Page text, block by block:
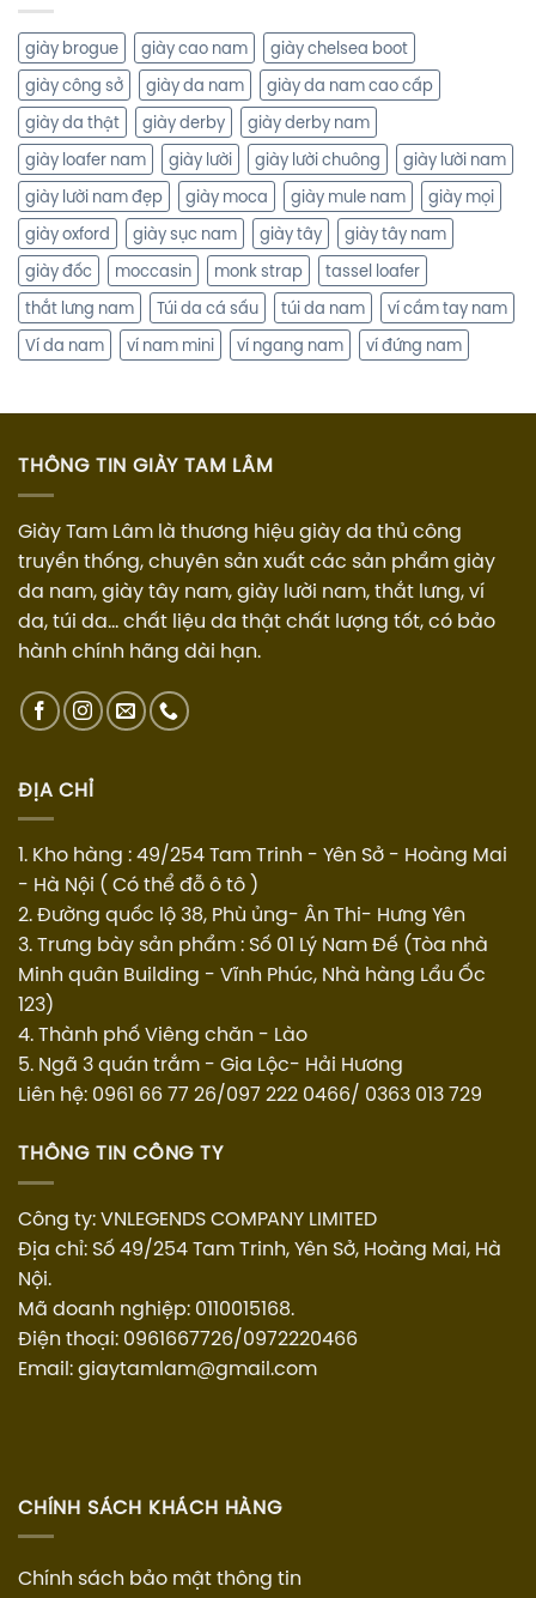
giày brogue giày cao nam
giày chelsea boot
giày công sở
giày da nam
giày da nam cao cấp
giày da thật
giày derby
giày derby nam
giày loafer nam
giày lười giày lười chuông
giày lười nam
giày lười nam đẹp
giày moca giày mule nam
giày mọi
giày oxford
giày sục nam giày tây
giày tây nam
giày đốc
moccasin monk strap
tassel loafer
thắt lưng nam
Túi da cá sấu túi da nam
ví cầm tay nam
Ví da nam
ví nam mini ví ngang nam ví đứng nam
THÔNG TIN GIÀY TAM LÂM
Giày Tam Lâm là thương hiệu giày da thủ công
truyền thống, chuyên sản xuất các sản phẩm giày
da nam, giày tây nam, giày lười nam, thắt lưng, ví
da, túi da... chất liệu da thật chất lượng tốt, có bảo
hành chính hãng dài hạn.
ĐỊA CHỈ
1. Kho hàng : 49/254 Tam Trinh - Yên Sở - Hoàng Mai
- Hà Nội ( Có thể đỗ ô tô )
2. Đường quốc lộ 38, Phù ủng- Ân Thi- Hưng Yên
3. Trưng bày sản phẩm : Số 01 Lý Nam Đế (Tòa nhà
Minh quân Building - Vĩnh Phúc, Nhà hàng Lẩu Ốc
123)
4. Thành phố Viêng chăn - Lào
5. Ngã 3 quán trắm - Gia Lộc- Hải Hương
Liên hệ: 0961 66 77 26/097 222 0466/ 0363 013 729
THÔNG TIN CÔNG TY
Công ty: VNLEGENDS COMPANY LIMITED
Địa chỉ: Số 49/254 Tam Trinh, Yên Sở, Hoàng Mai, Hà
Nội.
Mã doanh nghiệp: 0110015168.
Điện thoại: 0961667726/0972220466
Email: giaytamlam@gmail.com
CHÍNH SÁCH KHÁCH HÀNG
Chính sách bảo mật thông tin